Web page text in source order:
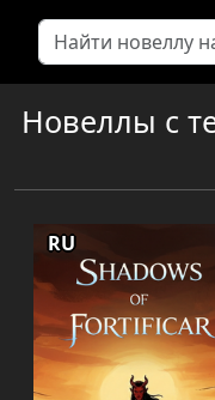
Новеллы с
RU